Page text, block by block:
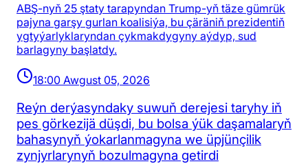
ABŞ-nyň 25 ştaty tarapyndan Trump-yň täze gümrük
pajyna garşy gurlan koalisiýa, bu çäräniň prezidentiň
ygtyýarlyklaryndan çykmakdygyny aýdyp, sud
barlagyny başlatdy.
18:00 Awgust 05, 2026
Reýn derýasyndaky suwuň derejesi taryhy iň
pes görkezijä düşdi, bu bolsa ýük daşamalaryň
bahasynyň ýokarlanmagyna we üpjünçilik
zynjyrlarynyň bozulmagyna getirdi